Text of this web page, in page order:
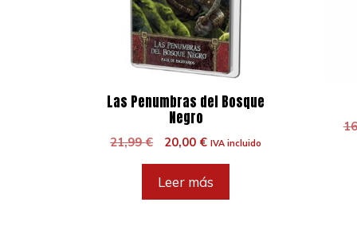
Las Penumbras del Bosque
Negro
21,99€
El
original
era:
20,00 €El
es:
IVA incluido
Leer más